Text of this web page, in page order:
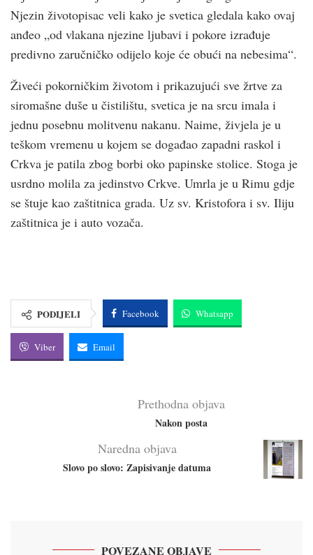
Njezin životopisac veli kako je svetica gledala kako ovaj
anđeo „od vlakana njezine ljubavi i pokore izrađuje
predivno zaručničko odijelo koje će obući na nebesima“.
Živeći pokorničkim životom i prikazujući sve žrtve za
siromašne duše u čistilištu, svetica je na srcu imala i
jednu posebnu molitvenu nakanu. Naime, živjela je u
teškom vremenu u kojem se događao zapadni raskol i
Crk­va je patila zbog borbi oko papinske stolice. Stoga je
usrdno molila za jedinstvo Crk­ve. Umrla je u Rimu gdje
se štuje kao zaštitnica grada. Uz sv. Kristofora i sv. Iliju
zaštitnica je i auto vozača.
PODIJELI Facebook Whatsapp
Viber Email
Prethodna objava
Nakon posta
Naredna objava
Slovo po slovo: Zapisivanje datuma
POVEZANE OBJAVE